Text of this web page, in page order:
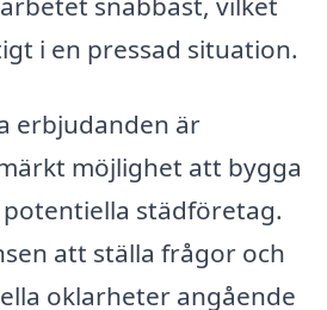
i en pressad situation.
erbjudanden är
möjlighet att bygga
städföretag.
att ställa frågor och
oklarheter angående